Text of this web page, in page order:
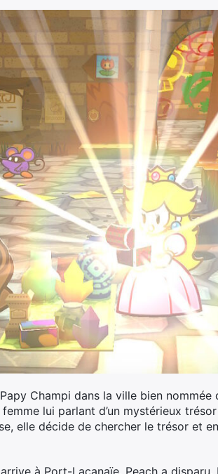
Champi dans la ville bien
lui parlant d’un mystérieux
elle décide de chercher le trésor et
à Port-Lacanaïe, Peach a